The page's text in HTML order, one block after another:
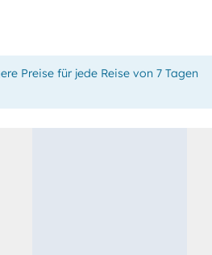
Preise für jede Reise von 7 Tagen